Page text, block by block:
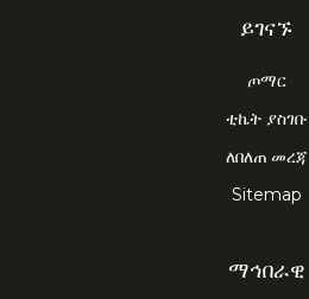
ይገናኙ
ጦማር
ቲኬት ያስገቡ
ለበለጠ መረጃ
Sitemap
ማኅበራዊ